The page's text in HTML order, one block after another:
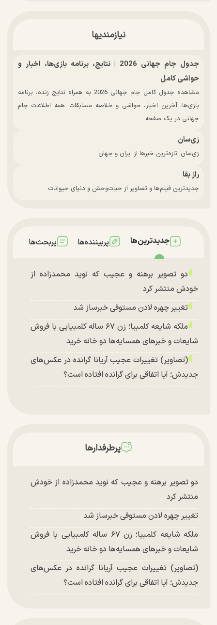
نیازمندیها
جدول جام جهانی 2026 | نتایج، برنامه بازی‌ها، اخبار و
حواشی کامل
مشاهده جدول کامل جام جهانی 2026 به همراه نتایج زنده، برنامه
بازی‌ها، آخرین اخبار، حواشی و خلاصه مسابقات. همه اطلاعات جام
جهانی در یک صفحه.
زی‌سان
زی‌سان: تازه‌ترین خبرها از ایران و جهان
راز بقا
جدیدترین فیلم‌ها و تصاویر از حیات‌وحش و دنیای حیوانات
جدیدترین‌ها پربیننده‌ها پربحث‌ها
دو تصویر برهنه و عجیب که نوید محمدزاده از
خودش منتشر کرد
تغییر چهره لادن مستوفی خبرساز شد
ملکه شایعه کلمبیا؛ زن ۶۷ ساله کلمبیایی با فروش
شایعات و خبر‌های همسایه‌ها دو خانه خرید
(تصاویر) تغییرات عجیب آریانا گرانده در عکس‌های
جدیدش؛ آیا اتفاقی برای گرانده افتاده است؟
پرطرفدارها
دو تصویر برهنه و عجیب که نوید محمدزاده از خودش
منتشر کرد
تغییر چهره لادن مستوفی خبرساز شد
ملکه شایعه کلمبیا؛ زن ۶۷ ساله کلمبیایی با فروش
شایعات و خبر‌های همسایه‌ها دو خانه خرید
(تصاویر) تغییرات عجیب آریانا گرانده در عکس‌های
جدیدش؛ آیا اتفاقی برای گرانده افتاده است؟